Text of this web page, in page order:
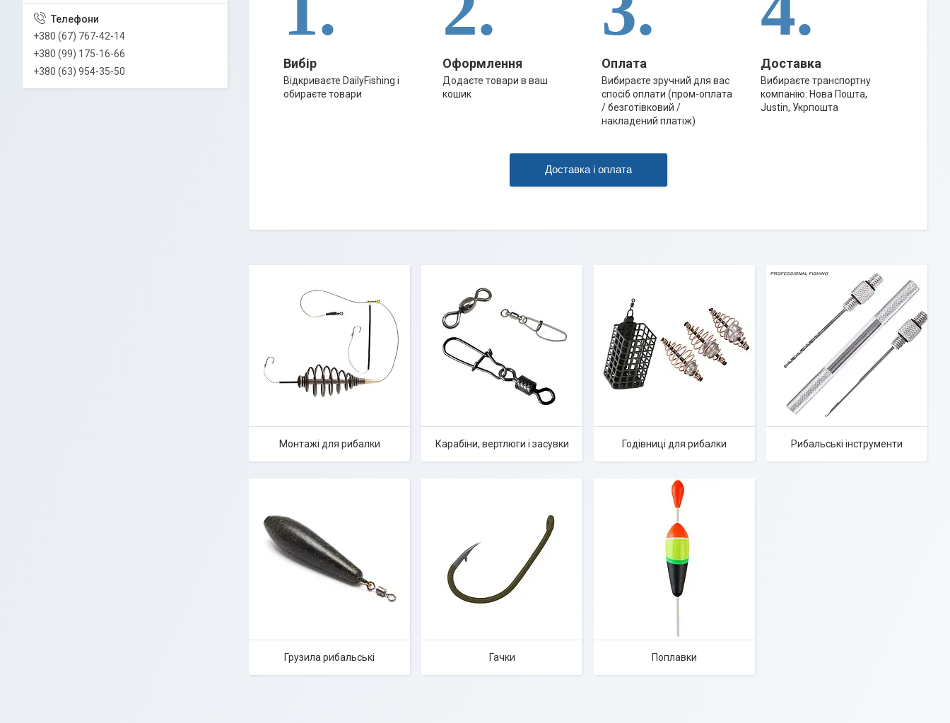
Вибір
Відкриваєте DailyFishing і
обираєте товари
Оформлення
Додаєте товари в ваш
кошик
Оплата
Вибираєте зручний для вас
спосіб оплати (пром-оплата
/ безготівковий /
накладений платіж)
Доставка
Вибираєте транспортну
компанію: Нова Пошта,
Justin, Укрпошта
Доставка і оплата
Монтажі для рибалки Карабіни, вертлюги і засувки Годівниці для рибалки Рибальські інструменти
Грузила рибальські Гачки Поплавки
+380 (67) 767-42-14
+380 (99) 175-16-66
+380 (63) 954-35-50